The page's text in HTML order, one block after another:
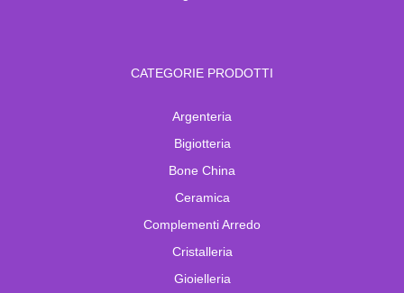
CATEGORIE PRODOTTI
Argenteria
Bigiotteria
Bone China
Ceramica
Complementi Arredo
Cristalleria
Gioielleria